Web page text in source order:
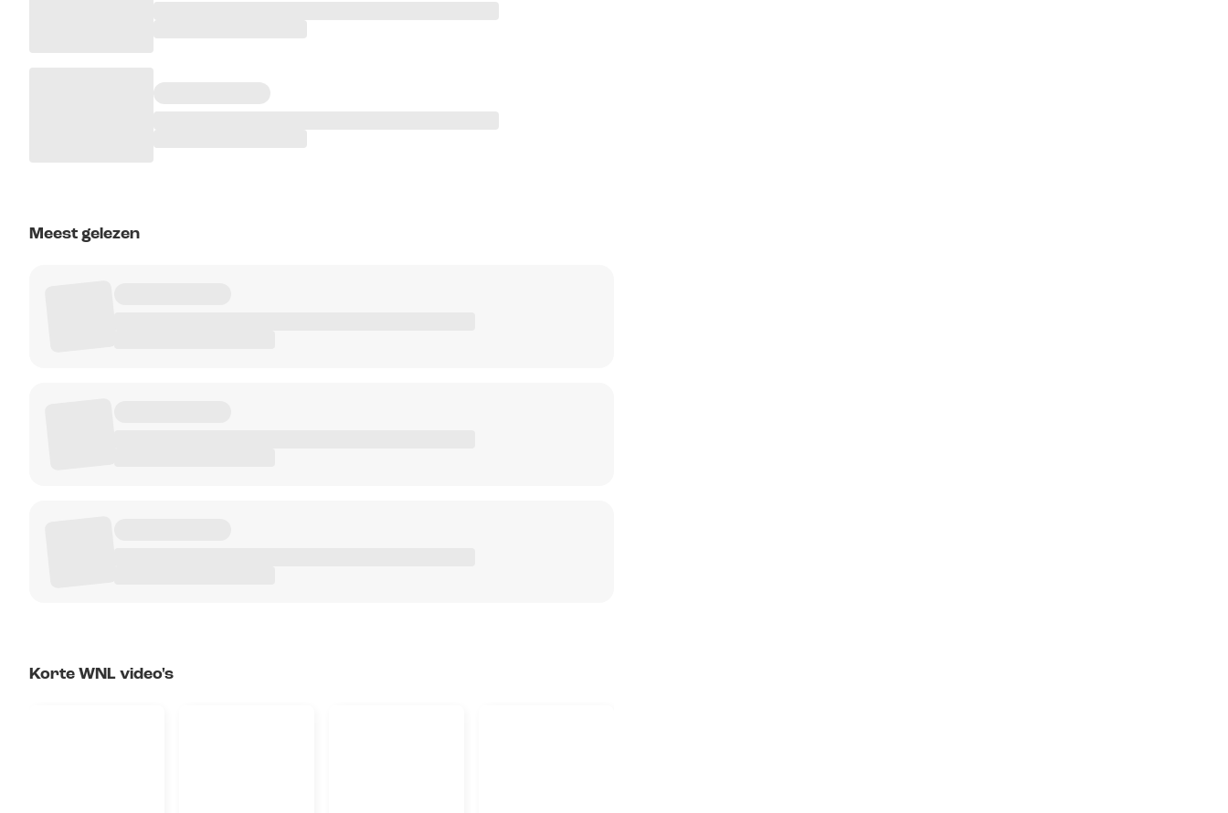
Meest gelezen
Korte WNL video's